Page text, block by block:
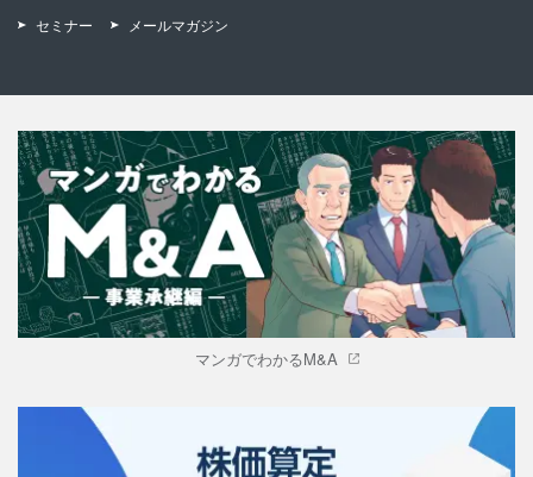
セミナー メールマガジン
マンガでわかるM&A